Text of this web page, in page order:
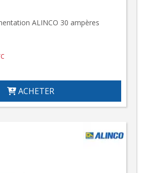
ALINCO 30 ampères
ACHETER